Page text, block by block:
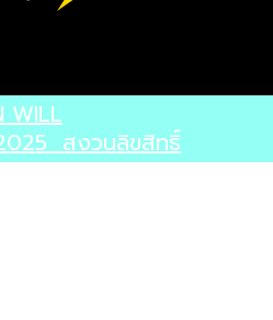
WILL
สงวนลิขสิทธิ์